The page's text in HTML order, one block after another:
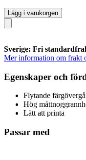
Lägg i varukorgen
Sverige: Fri
Mer information om frakt
Egenskaper och
Flytande
Hög
Lätt att printa
Passar med